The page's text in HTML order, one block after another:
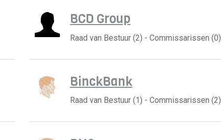
BCD Group
Raad van Bestuur (2) - Commissarissen (0)
BinckBank
Raad van Bestuur (1) - Commissarissen (2)